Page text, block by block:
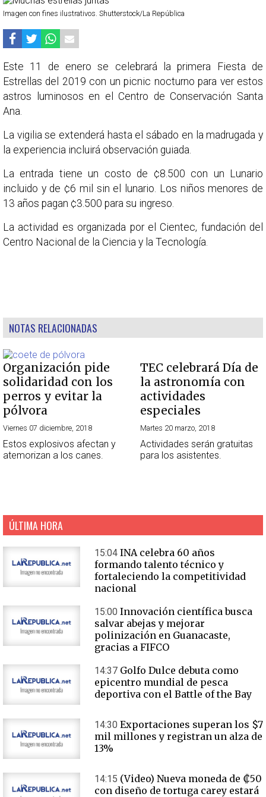
Imagen con fines ilustrativos. Shutterstock/La República
Este 11 de enero se celebrará la primera Fiesta de
Estrellas del 2019 con un picnic nocturno para ver estos
astros luminosos en el Centro de Conservación Santa
Ana.
La vigilia se extenderá hasta el sábado en la madrugada y
la experiencia incluirá observación guiada.
La entrada tiene un costo de ¢8.500 con un Lunario
incluido y de ¢6 mil sin el lunario. Los niños menores de
13 años pagan ¢3.500 para su ingreso.
La actividad es organizada por el Cientec, fundación del
Centro Nacional de la Ciencia y la Tecnología.
NOTAS RELACIONADAS
Organización pide
solidaridad con los
perros y evitar la
pólvora
Viernes 07 diciembre, 2018
Estos explosivos afectan y
atemorizan a los canes.
TEC celebrará Día de
la astronomía con
actividades
especiales
Martes 20 marzo, 2018
Actividades serán gratuitas
para los asistentes.
ÚLTIMA HORA
15:04 INA celebra 60 años
formando talento técnico y
fortaleciendo la competitividad
nacional
15:00 Innovación científica busca
salvar abejas y mejorar
polinización en Guanacaste,
gracias a FIFCO
14:37 Golfo Dulce debuta como
epicentro mundial de pesca
deportiva con el Battle of the Bay
14:30 Exportaciones superan los $7
mil millones y registran un alza de
13%
14:15 (Video) Nueva moneda de ₡50
con diseño de tortuga carey estará